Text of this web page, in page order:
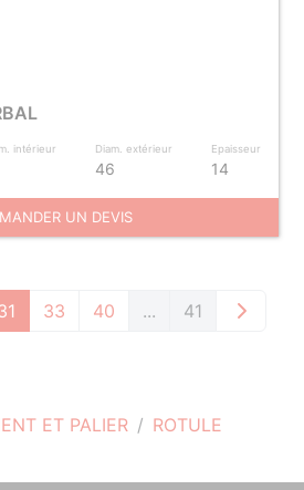
ET PALIER
ROTULE
intérieur Diam. extérieur
46
Epaisseur
14
UN DEVIS
33 40 ... 41